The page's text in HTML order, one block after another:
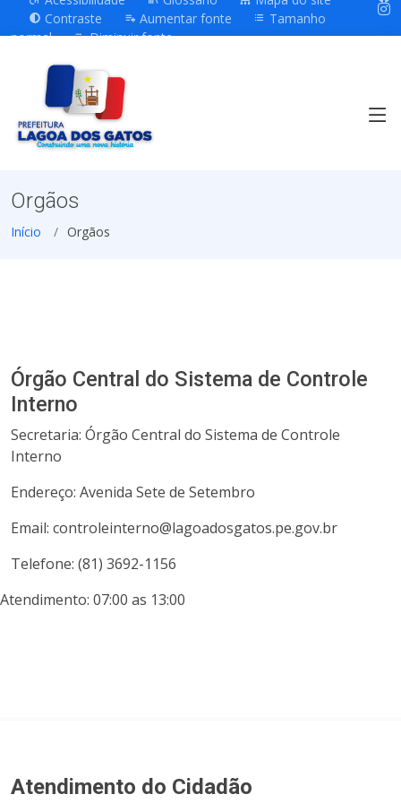
Contraste
Aumentar fonte
Tamanho
normal
Diminuir fonte
Orgãos
Início Orgãos
Órgão Central do Sistema de Controle
Interno
Secretaria: Órgão Central do Sistema de Controle
Interno
Endereço: Avenida Sete de Setembro
Email: controleinterno@lagoadosgatos.pe.gov.br
Telefone: (81) 3692-1156
Atendimento: 07:00 as 13:00
Atendimento do Cidadão